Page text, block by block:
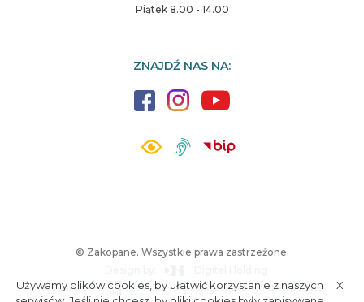
Piątek 8.00 - 14.00
ZNAJDŹ NAS NA:
© Zakopane. Wszystkie prawa zastrzeżone.
Wykonanie:
ESC SA - Aplikacje i strony internetowe
Używamy plików cookies, by ułatwić korzystanie z naszych
X